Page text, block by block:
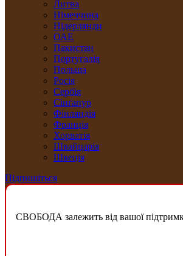
Литва
Німеччина
Нідерлянди
ОАЕ
Пакистан
Португалія
Польща
Росія
Сербія
Сінґапур
Фінляндія
Франція
Хорватія
Швайцарія
Швеція
Підпишіться
СВОБОДА залежить від вашої